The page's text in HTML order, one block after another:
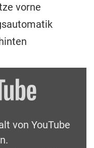
vorne
von YouTube